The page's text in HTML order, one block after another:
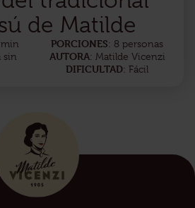
de Matilde
min
sin
PORCIONES: 8 personas
AUTORA: Matilde Vicenzi
DIFICULTAD: Fácil